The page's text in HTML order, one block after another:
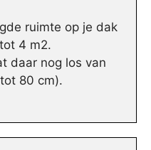
ruimte op je dak
4 m2.
daar nog los van
80 cm).